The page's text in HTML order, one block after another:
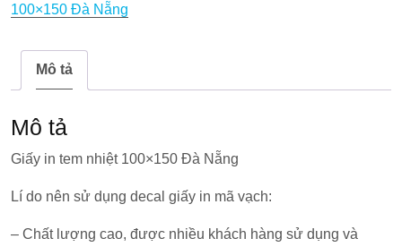
100×150 Đà Nẵng
Mô tả
Mô tả
Giấy in tem nhiệt 100×150 Đà Nẵng
Lí do nên sử dụng decal giấy in mã vạch:
– Chất lượng cao, được nhiều khách hàng sử dụng và